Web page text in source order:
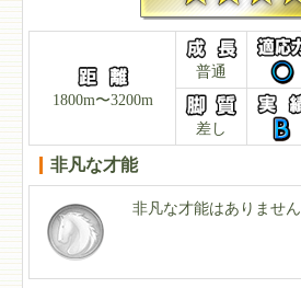
1800m〜3200m
普通
差し
非凡な才能
非凡な才能はありません